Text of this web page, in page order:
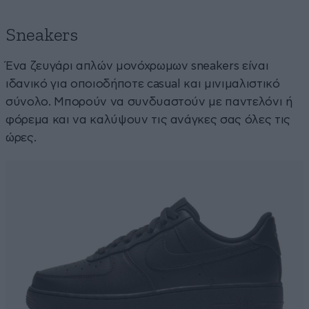
Sneakers
Ένα ζευγάρι απλών μονόχρωμων sneakers είναι
ιδανικό για οποιοδήποτε casual και μινιμαλιστικό
σύνολο. Μπορούν να συνδυαστούν με παντελόνι ή
φόρεμα και να καλύψουν τις ανάγκες σας όλες τις
ώρες.